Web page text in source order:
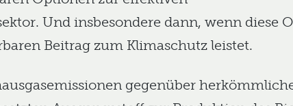
Und insbesondere dann, wenn diese
Beitrag zum Klimaschutz leistet.
gegenüber